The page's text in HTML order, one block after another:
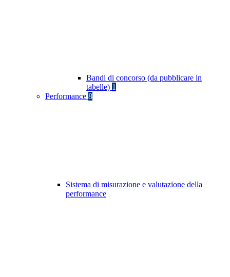
Bandi di concorso (da pubblicare in
tabelle) 1
Performance 8
Sistema di misurazione e valutazione della
performance